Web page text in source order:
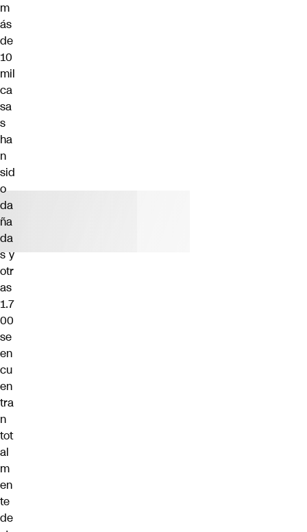
m
ás
de
10
mil
ca
sa
s
ha
n
sid
o
da
ña
da
s y
otr
as
1.7
00
se
en
cu
en
tra
n
tot
al
m
en
te
de